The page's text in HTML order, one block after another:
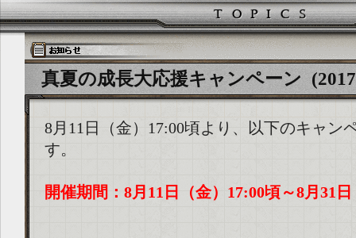
真夏の成長大応援キャンペーン
8月11日（金）17:00頃より、以下のキャン
す。
開催期間：8月11日（金）17:00頃～8月31